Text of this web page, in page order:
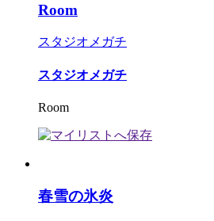
Room
スタジオメガチ
スタジオメガチ
Room
春雪の氷炎